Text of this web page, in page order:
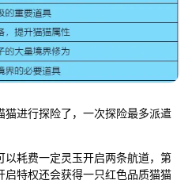
进行探险了，一次探险最多派遣
耗费一定灵玉开启两条航道，第
启特权还会获得一只红色品质猫猫